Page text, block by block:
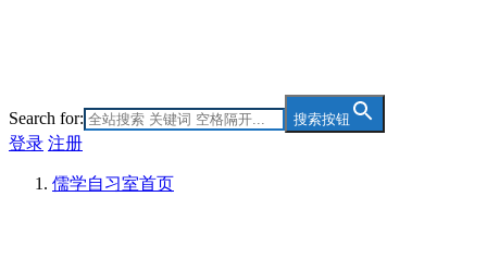
Search for: 搜索按钮
登录 注册
儒学自习室首页